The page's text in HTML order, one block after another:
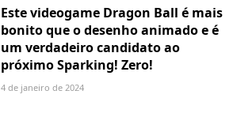
Este videogame Dragon Ball é mais
bonito que o desenho animado e é
um verdadeiro candidato ao
próximo Sparking! Zero!
4 de janeiro de 2024